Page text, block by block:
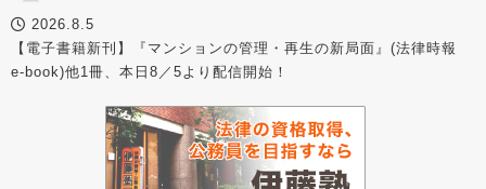
2026.8.5
【電子書籍新刊】『マンションの管理・再生の新局面』(法律時報
e-book)他1冊、本日8／5より配信開始！